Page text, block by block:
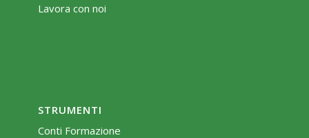
Lavora con noi
STRUMENTI
Conti Formazione